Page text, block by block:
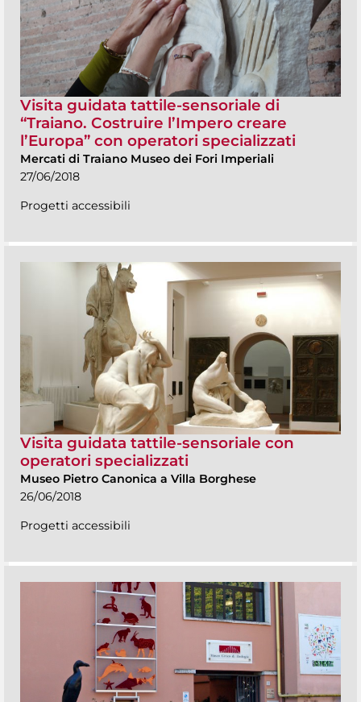
Visita guidata tattile-sensoriale di
“Traiano. Costruire l’Impero creare
l’Europa” con operatori specializzati
Mercati di Traiano Museo dei Fori Imperiali
27/06/2018
Progetti accessibili
Visita guidata tattile-sensoriale con
operatori specializzati
Museo Pietro Canonica a Villa Borghese
26/06/2018
Progetti accessibili